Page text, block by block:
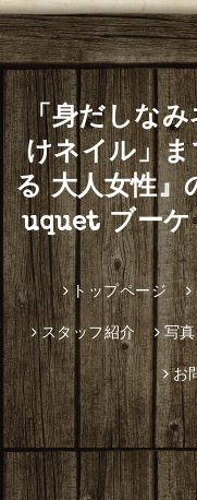
「身だしな
けネイル」ま
る 大人女性』
uquet ブー
トップページ
スタッフ紹介 写真
お